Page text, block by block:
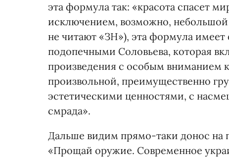
эта формула так: «красота спасет
исключением, возможно, небольшой
не читают «ЗН»), эта формула
подопечными Соловьева, которая
произведения с особым вниманием
произвольной, преимущественно
эстетическими ценностями, с
смрада».
Дальше видим прямо-таки донос на
«Прощай оружие. Современное